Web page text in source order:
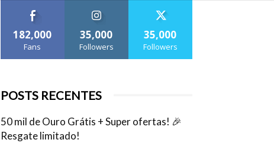
182,000
Fans
35,000
Followers
35,000
Followers
POSTS RECENTES
50 mil de Ouro Grátis + Super ofertas! 🎉
Resgate limitado!